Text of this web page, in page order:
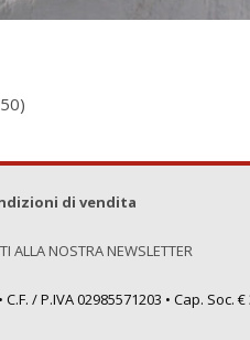
di vendita
ALLA NOSTRA NEWSLETTER
/ P.IVA 02985571203 • Cap. Soc. €